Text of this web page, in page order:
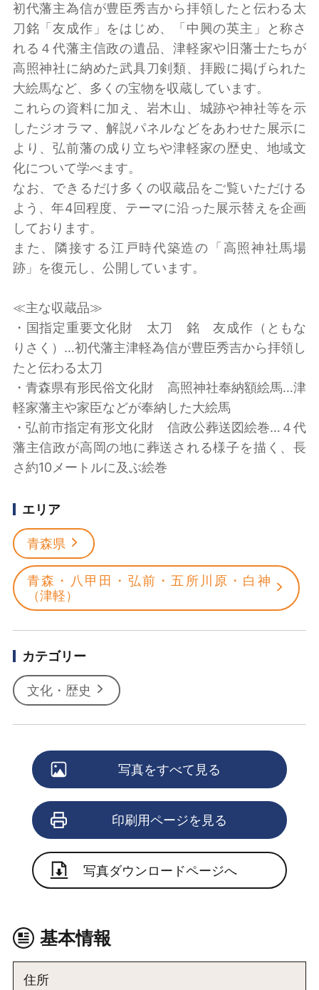
初代藩主為信が豊臣秀吉から拝領したと伝わる太
刀銘「友成作」をはじめ、「中興の英主」と称さ
れる４代藩主信政の遺品、津軽家や旧藩士たちが
高照神社に納めた武具刀剣類、拝殿に掲げられた
大絵馬など、多くの宝物を収蔵しています。
これらの資料に加え、岩木山、城跡や神社等を示
したジオラマ、解説パネルなどをあわせた展示に
より、弘前藩の成り立ちや津軽家の歴史、地域文
化について学べます。
なお、できるだけ多くの収蔵品をご覧いただける
よう、年4回程度、テーマに沿った展示替えを企画
しております。
また、隣接する江戸時代築造の「高照神社馬場
跡」を復元し、公開しています。
≪主な収蔵品≫
・国指定重要文化財 太刀 銘 友成作（ともな
りさく）…初代藩主津軽為信が豊臣秀吉から拝領し
たと伝わる太刀
・青森県有形民俗文化財 高照神社奉納額絵馬…津
軽家藩主や家臣などが奉納した大絵馬
・弘前市指定有形文化財 信政公葬送図絵巻…４代
藩主信政が高岡の地に葬送される様子を描く、長
さ約10メートルに及ぶ絵巻
エリア
青森県
青森・八甲田・弘前・五所川原・白神
（津軽）
カテゴリー
文化・歴史
写真をすべて見る
印刷用ページを見る
写真ダウンロードページへ
基本情報
住所